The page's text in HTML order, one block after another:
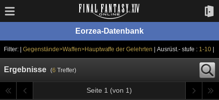
Eorzea-Datenbank
Filter: | Gegenstände>Waffen>Hauptwaffe der Gelehrten | Ausrüst.- stufe : 1-10|
Ergebnisse (6 Treffer)
Seite 1 (von 1)